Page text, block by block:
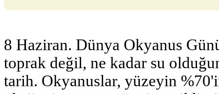
8 Haziran. Dünya Okyanus
toprak değil, ne kadar su
tarih. Okyanuslar, yüzeyin